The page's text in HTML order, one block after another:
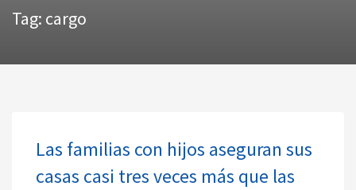
Tag: cargo
Las familias con hijos aseguran sus
casas casi tres veces más que las